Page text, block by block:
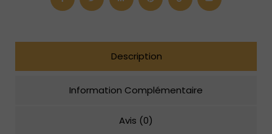
Description
Information Complémentaire
Avis (0)